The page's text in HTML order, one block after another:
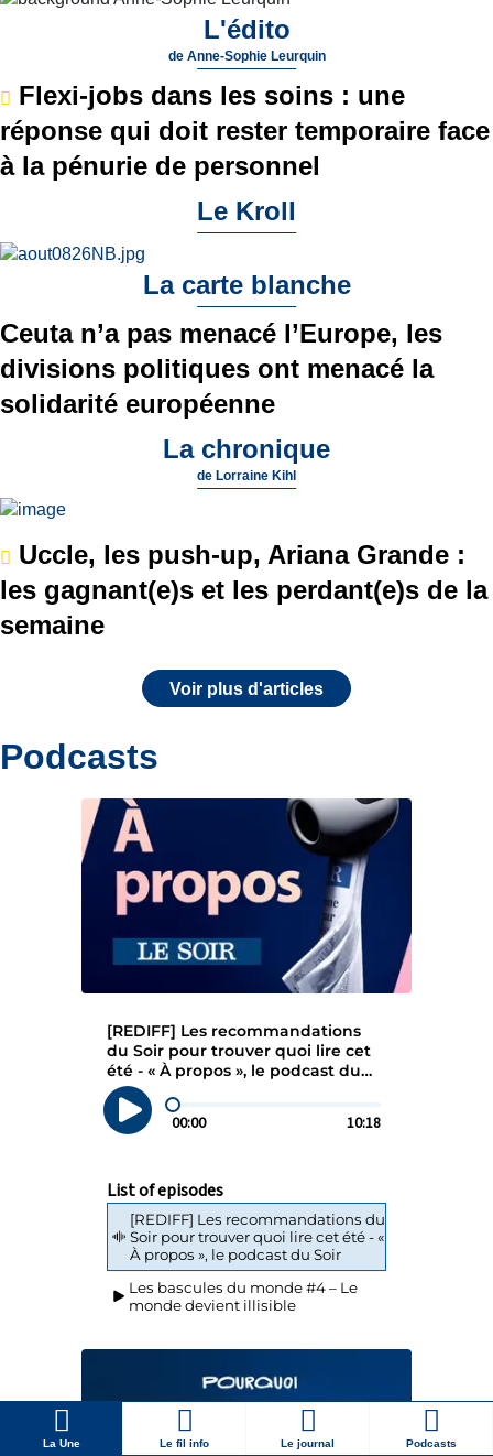
La Une Le fil info Le journal Podcasts
L'édito
de Anne-Sophie Leurquin
Flexi-jobs dans les soins : une
réponse qui doit rester temporaire face
à la pénurie de personnel
Le Kroll
La carte blanche
Ceuta n’a pas menacé l’Europe, les
divisions politiques ont menacé la
solidarité européenne
La chronique
de Lorraine Kihl
Uccle, les push-up, Ariana Grande :
les gagnant(e)s et les perdant(e)s de la
semaine
Voir plus d'articles
Podcasts